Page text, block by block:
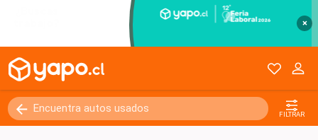
×
FILTRAR
0 - 250000+